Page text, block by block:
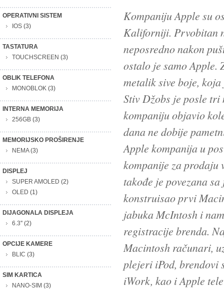
OPERATIVNI SISTEM
IOS (3)
TASTATURA
TOUCHSCREEN (3)
OBLIK TELEFONA
MONOBLOK (3)
INTERNA MEMORIJA
256GB (3)
MEMORIJSKO PROŠIRENJE
NEMA(3)
DISPLEJ
SUPER AMOLED (2)
OLED (1)
DIJAGONALA DISPLEJA
6.3'' (2)
OPCIJE KAMERE
BLIC (3)
SIM KARTICA
NANO-SIM (3)
Kompaniju Apple su
Kaliforniji. Prvobitan
neposredno nakon
ostalo je samo Apple.
metalik sive boje,
Stiv Džobs je posle tri
kompaniju objavio
dana ne dobije
Apple kompanija u
kompanije za
takođe je povezana
konstruisao prvi
jabuka McIntosh i
registracije brenda.
Macintosh računari,
plejeri iPod, brendovi
iWork, kao i Apple